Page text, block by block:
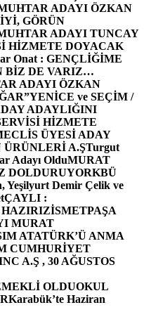
ADAYI ÖZKAN
GÖRÜN
ADAYI TUNCAY
HİZMETE DOYACAK
Onat : GENÇLİĞİME
BİZ DE VARIZ…
ADAYI ÖZKAN
YENİCE ve SEÇİM /
ADAYLIĞINI
HİZMETE
ÜYESİ ADAY
ÜRÜNLERİ A.ŞTurgut
Adayı OlduMURAT
DOLDURUYORKBÜ
Yeşilyurt Demir Çelik ve
ÇAYLI :
İSMETPAŞA
MURAT
ATATÜRK’Ü ANMA
CUMHURİYET
A.Ş , 30 AĞUSTOS
OLDUOKUL
Karabük’te Haziran